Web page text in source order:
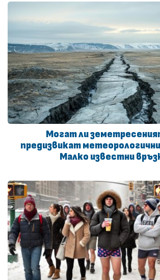
Могат ли
предизвикат
Малко известни